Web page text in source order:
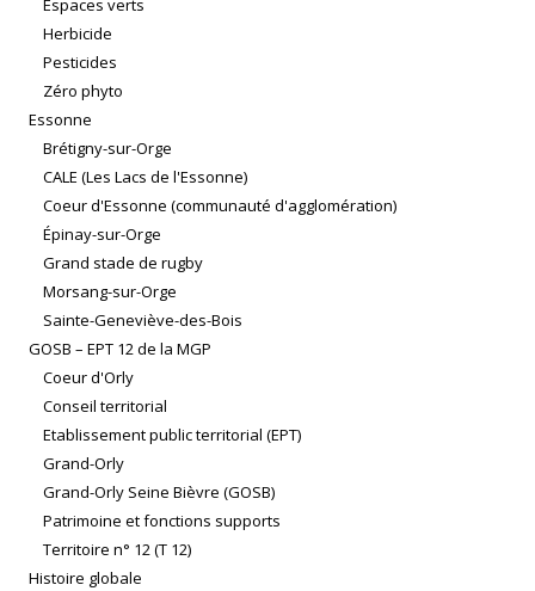
Espaces verts
Herbicide
Pesticides
Zéro phyto
Essonne
Brétigny-sur-Orge
CALE (Les Lacs de l'Essonne)
Coeur d'Essonne (communauté d'agglomération)
Épinay-sur-Orge
Grand stade de rugby
Morsang-sur-Orge
Sainte-Geneviève-des-Bois
GOSB – EPT 12 de la MGP
Coeur d'Orly
Conseil territorial
Etablissement public territorial (EPT)
Grand-Orly
Grand-Orly Seine Bièvre (GOSB)
Patrimoine et fonctions supports
Territoire n° 12 (T 12)
Histoire globale